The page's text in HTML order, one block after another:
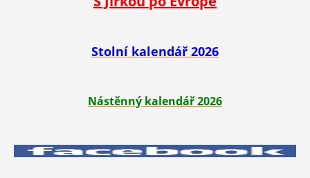
Stolní kalendář 2026
Nástěnný kalendář 2026